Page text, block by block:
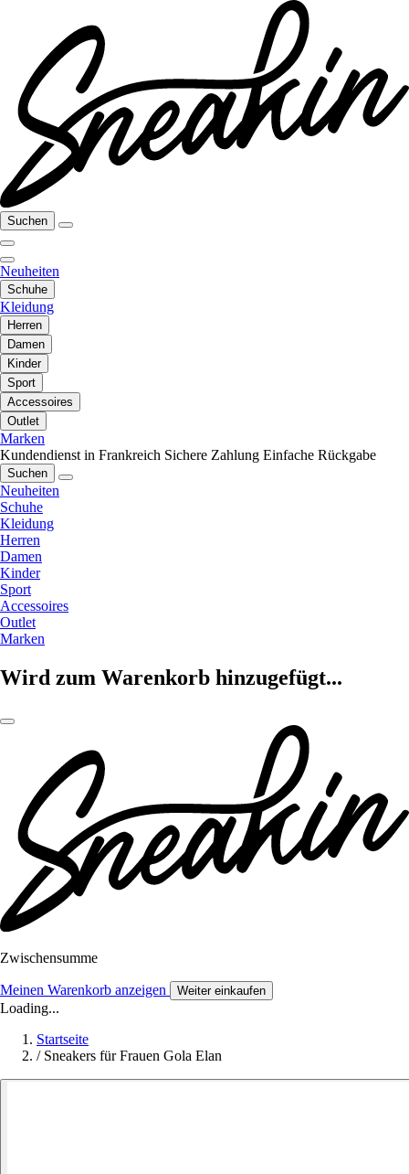
Suchen
Neuheiten
Schuhe
Kleidung
Herren
Damen
Kinder
Sport
Accessoires
Outlet
Marken
Kundendienst in Frankreich Sichere Zahlung Einfache Rückgabe
Suchen
Neuheiten
Schuhe
Kleidung
Herren
Damen
Kinder
Sport
Accessoires
Outlet
Marken
Wird zum Warenkorb hinzugefügt...
Zwischensumme
Meinen Warenkorb anzeigen Weiter einkaufen
Loading...
Startseite
/ Sneakers für Frauen Gola Elan